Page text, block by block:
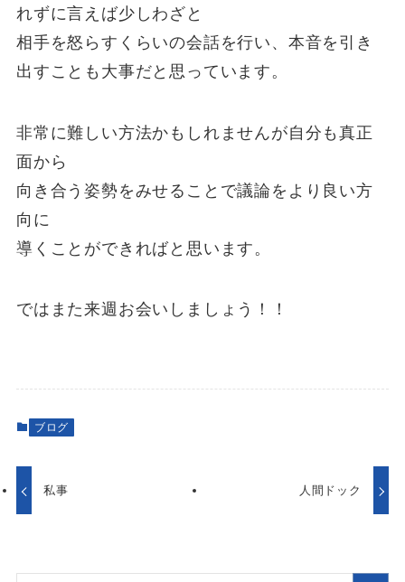
れずに言えば少しわざと
相手を怒らすくらいの会話を行い、本音を引き
出すことも大事だと思っています。
非常に難しい方法かもしれませんが自分も真正
面から
向き合う姿勢をみせることで議論をより良い方
向に
導くことができればと思います。
ではまた来週お会いしましょう！！
ブログ
私事 人間ドック